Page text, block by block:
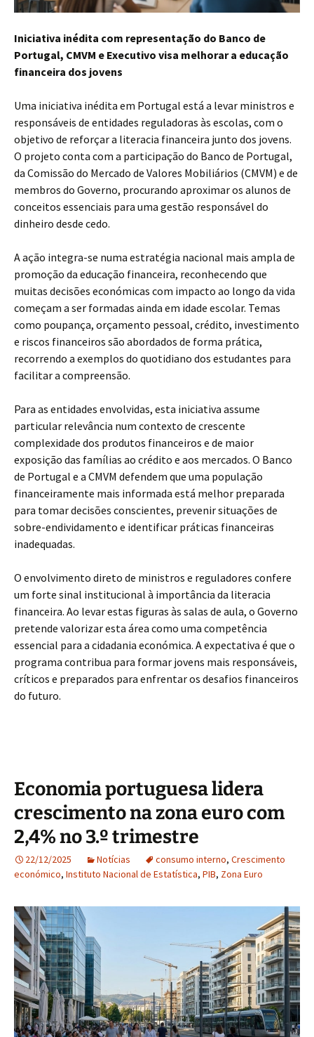
Iniciativa inédita com representação do Banco de
Portugal, CMVM e Executivo visa melhorar a educação
financeira dos jovens
Uma iniciativa inédita em Portugal está a levar ministros e
responsáveis de entidades reguladoras às escolas, com o
objetivo de reforçar a literacia financeira junto dos jovens.
O projeto conta com a participação do Banco de Portugal,
da Comissão do Mercado de Valores Mobiliários (CMVM) e de
membros do Governo, procurando aproximar os alunos de
conceitos essenciais para uma gestão responsável do
dinheiro desde cedo.
A ação integra-se numa estratégia nacional mais ampla de
promoção da educação financeira, reconhecendo que
muitas decisões económicas com impacto ao longo da vida
começam a ser formadas ainda em idade escolar. Temas
como poupança, orçamento pessoal, crédito, investimento
e riscos financeiros são abordados de forma prática,
recorrendo a exemplos do quotidiano dos estudantes para
facilitar a compreensão.
Para as entidades envolvidas, esta iniciativa assume
particular relevância num contexto de crescente
complexidade dos produtos financeiros e de maior
exposição das famílias ao crédito e aos mercados. O Banco
de Portugal e a CMVM defendem que uma população
financeiramente mais informada está melhor preparada
para tomar decisões conscientes, prevenir situações de
sobre-endividamento e identificar práticas financeiras
inadequadas.
O envolvimento direto de ministros e reguladores confere
um forte sinal institucional à importância da literacia
financeira. Ao levar estas figuras às salas de aula, o Governo
pretende valorizar esta área como uma competência
essencial para a cidadania económica. A expectativa é que o
programa contribua para formar jovens mais responsáveis,
críticos e preparados para enfrentar os desafios financeiros
do futuro.
Economia portuguesa lidera
crescimento na zona euro com
2,4% no 3.º trimestre
22/12/2025 Notícias consumo interno, Crescimento
económico, Instituto Nacional de Estatística, PIB, Zona Euro